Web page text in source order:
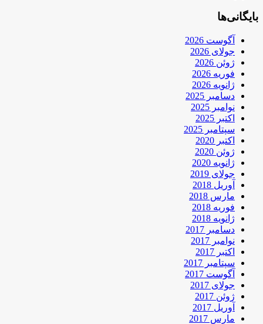
بایگانی‌ها
آگوست 2026
جولای 2026
ژوئن 2026
فوریه 2026
ژانویه 2026
دسامبر 2025
نوامبر 2025
اکتبر 2025
سپتامبر 2025
اکتبر 2020
ژوئن 2020
ژانویه 2020
جولای 2019
آوریل 2018
مارس 2018
فوریه 2018
ژانویه 2018
دسامبر 2017
نوامبر 2017
اکتبر 2017
سپتامبر 2017
آگوست 2017
جولای 2017
ژوئن 2017
آوریل 2017
مارس 2017